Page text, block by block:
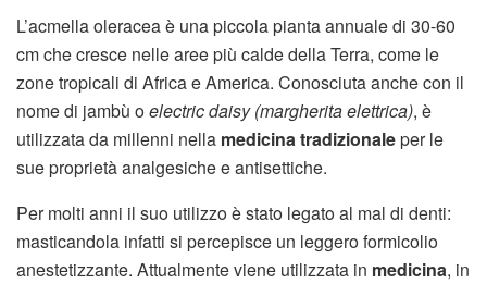
L’acmella oleracea è una piccola pianta annuale di 30-60
cm che cresce nelle aree più calde della Terra, come le
zone tropicali di Africa e America. Conosciuta anche con il
nome di jambù oelectric daisy (margherita elettrica), è
utilizzata da millenni nella medicina tradizionaleper le
sue proprietà analgesiche e antisettiche.
Per molti anni il suo utilizzo è stato legato al mal di denti:
masticandola infatti si percepisce un leggero formicolio
anestetizzante. Attualmente viene utilizzata in medicina, in